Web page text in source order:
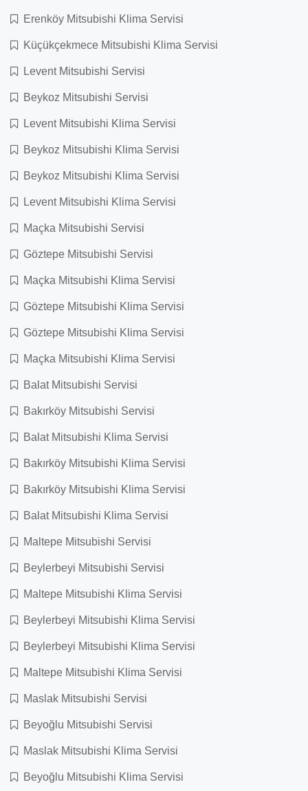
Erenköy Mitsubishi Klima Servisi
Küçükçekmece Mitsubishi Klima Servisi
Levent Mitsubishi Servisi
Beykoz Mitsubishi Servisi
Levent Mitsubishi Klima Servisi
Beykoz Mitsubishi Klima Servisi
Beykoz Mitsubishi Klima Servisi
Levent Mitsubishi Klima Servisi
Maçka Mitsubishi Servisi
Göztepe Mitsubishi Servisi
Maçka Mitsubishi Klima Servisi
Göztepe Mitsubishi Klima Servisi
Göztepe Mitsubishi Klima Servisi
Maçka Mitsubishi Klima Servisi
Balat Mitsubishi Servisi
Bakırköy Mitsubishi Servisi
Balat Mitsubishi Klima Servisi
Bakırköy Mitsubishi Klima Servisi
Bakırköy Mitsubishi Klima Servisi
Balat Mitsubishi Klima Servisi
Maltepe Mitsubishi Servisi
Beylerbeyi Mitsubishi Servisi
Maltepe Mitsubishi Klima Servisi
Beylerbeyi Mitsubishi Klima Servisi
Beylerbeyi Mitsubishi Klima Servisi
Maltepe Mitsubishi Klima Servisi
Maslak Mitsubishi Servisi
Beyoğlu Mitsubishi Servisi
Maslak Mitsubishi Klima Servisi
Beyoğlu Mitsubishi Klima Servisi